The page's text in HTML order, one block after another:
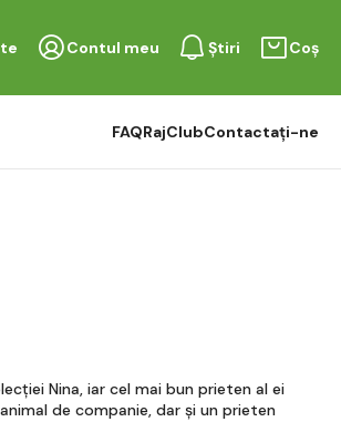
Contul meu Știri Coș
FAQRajClubContactați-ne
Nina, iar cel mai bun prieten al ei
de companie, dar și un prieten